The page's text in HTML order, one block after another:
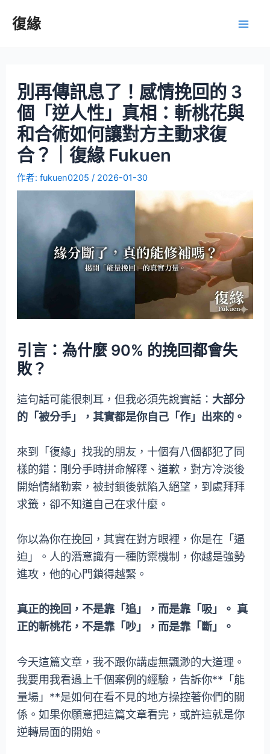
復緣
別再傳訊息了！感情挽回的 3
個「逆人性」真相：斬桃花與
和合術如何讓對方主動求復
合？｜復緣 Fukuen
作者:fukuen0205 / 2026-01-30
引言：為什麼 90% 的挽回都會失
敗？
這句話可能很刺耳，但我必須先說實話： 大部分
的「被分手」，其實都是你自己「作」出來的。
來到「復緣」找我的朋友，十個有八個都犯了同
樣的錯：剛分手時拼命解釋、道歉，對方冷淡後
開始情緒勒索，被封鎖後就陷入絕望，到處拜拜
求籤，卻不知道自己在求什麼。
你以為你在挽回，其實在對方眼裡，你是在「逼
迫」。人的潛意識有一種防禦機制，你越是強勢
進攻，他的心門鎖得越緊。
真正的挽回，不是靠「追」，而是靠「吸」。 真
正的斬桃花，不是靠「吵」，而是靠「斷」。
今天這篇文章，我不跟你講虛無飄渺的大道理。
我要用我看過上千個案例的經驗，告訴你**「能
量場」**是如何在看不見的地方操控著你們的關
係。如果你願意把這篇文章看完，或許這就是你
逆轉局面的開始。